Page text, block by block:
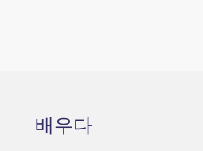
배우다